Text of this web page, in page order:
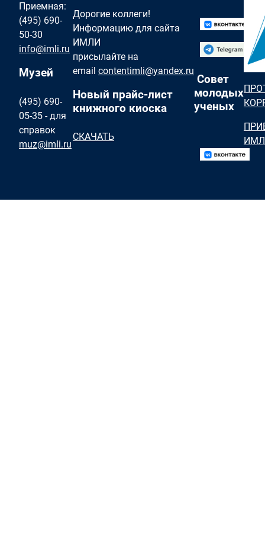
Приемная:
(495) 690-
50-30
info@imli.ru
Музей
(495) 690-
05-35 - для
справок
muz@imli.ru
Дорогие коллеги!
Информацию для сайта
ИМЛИ
присылайте на
email contentimli@yandex.ru
Новый прайс-лист
книжного киоска
СКАЧАТЬ
Совет
молодых
ученых